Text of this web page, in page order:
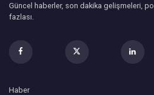
Güncel haberler, son dakika gelişmeleri,
fazlası.
Haber